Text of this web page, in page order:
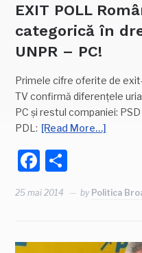
EXIT POLL
categorică în
UNPR – PC!
Primele cifre oferite de
TV confirmă diferențele
PC și restul companiei:
PDL: [Read More…]
Facebook
25 mai 2014 by Politica